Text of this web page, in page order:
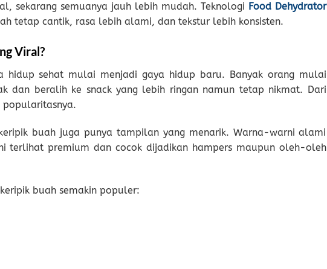
sekarang semuanya jauh lebih mudah. Teknologi Food Dehydrator
tetap cantik, rasa lebih alami, dan tekstur lebih konsisten.
Viral?
hidup sehat mulai menjadi gaya hidup baru. Banyak orang mulai
dan beralih ke snack yang lebih ringan namun tetap nikmat. Dari
buah juga punya tampilan yang menarik. Warna-warni alami
terlihat premium dan cocok dijadikan hampers maupun oleh-oleh
buah semakin populer: